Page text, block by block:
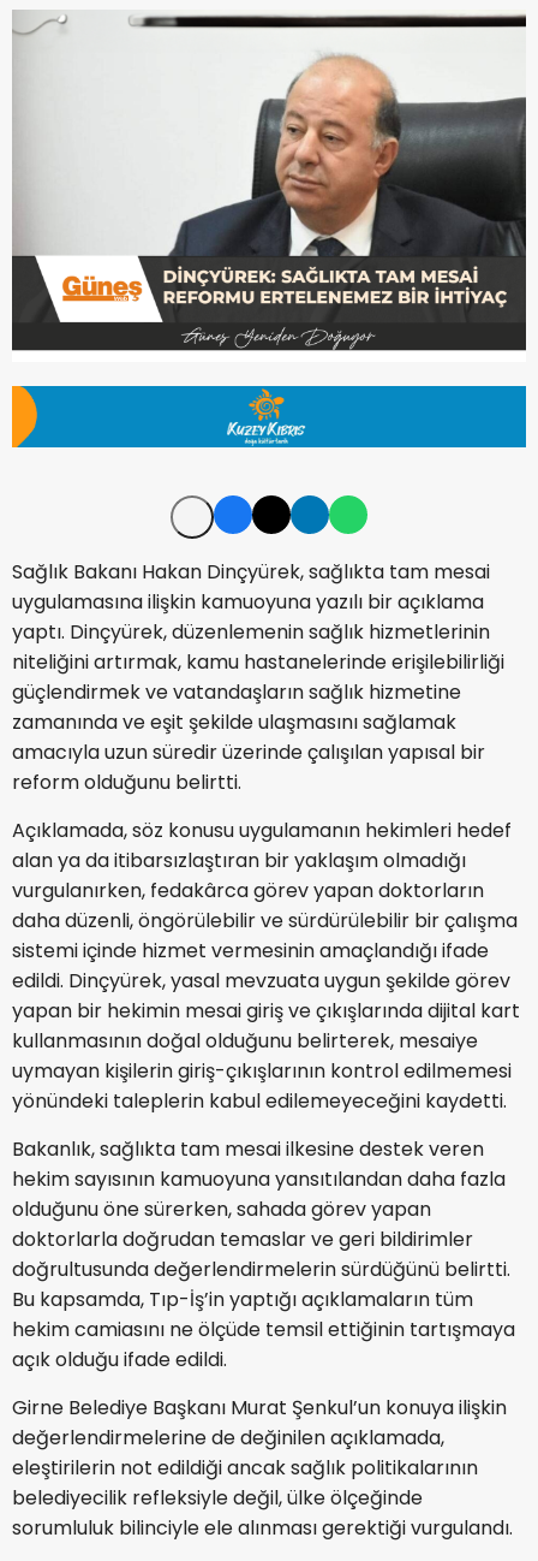
Sağlık Bakanı Hakan Dinçyürek, sağlıkta tam mesai
uygulamasına ilişkin kamuoyuna yazılı bir açıklama
yaptı. Dinçyürek, düzenlemenin sağlık hizmetlerinin
niteliğini artırmak, kamu hastanelerinde erişilebilirliği
güçlendirmek ve vatandaşların sağlık hizmetine
zamanında ve eşit şekilde ulaşmasını sağlamak
amacıyla uzun süredir üzerinde çalışılan yapısal bir
reform olduğunu belirtti.
Açıklamada, söz konusu uygulamanın hekimleri hedef
alan ya da itibarsızlaştıran bir yaklaşım olmadığı
vurgulanırken, fedakârca görev yapan doktorların
daha düzenli, öngörülebilir ve sürdürülebilir bir çalışma
sistemi içinde hizmet vermesinin amaçlandığı ifade
edildi. Dinçyürek, yasal mevzuata uygun şekilde görev
yapan bir hekimin mesai giriş ve çıkışlarında dijital kart
kullanmasının doğal olduğunu belirterek, mesaiye
uymayan kişilerin giriş-çıkışlarının kontrol edilmemesi
yönündeki taleplerin kabul edilemeyeceğini kaydetti.
Bakanlık, sağlıkta tam mesai ilkesine destek veren
hekim sayısının kamuoyuna yansıtılandan daha fazla
olduğunu öne sürerken, sahada görev yapan
doktorlarla doğrudan temaslar ve geri bildirimler
doğrultusunda değerlendirmelerin sürdüğünü belirtti.
Bu kapsamda, Tıp-İş’in yaptığı açıklamaların tüm
hekim camiasını ne ölçüde temsil ettiğinin tartışmaya
açık olduğu ifade edildi.
Girne Belediye Başkanı Murat Şenkul’un konuya ilişkin
değerlendirmelerine de değinilen açıklamada,
eleştirilerin not edildiği ancak sağlık politikalarının
belediyecilik refleksiyle değil, ülke ölçeğinde
sorumluluk bilinciyle ele alınması gerektiği vurgulandı.